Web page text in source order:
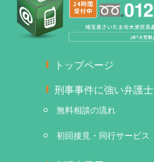
トップページ
刑事事件に強い弁護士
無料相談の流れ
初回接見・同行サービス